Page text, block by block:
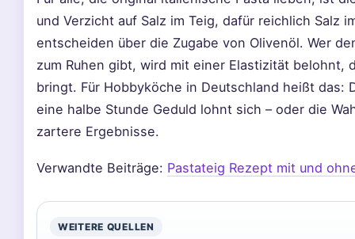
und Verzicht auf Salz im Teig, dafür reichlich Salz
entscheiden über die Zugabe von Olivenöl. Wer
zum Ruhen gibt, wird mit einer Elastizität belohnt,
bringt. Für Hobbyköche in Deutschland heißt das:
eine halbe Stunde Geduld lohnt sich – oder die
zartere Ergebnisse.
Verwandte Beiträge: Pastateig Rezept mit und
WEITERE QUELLEN